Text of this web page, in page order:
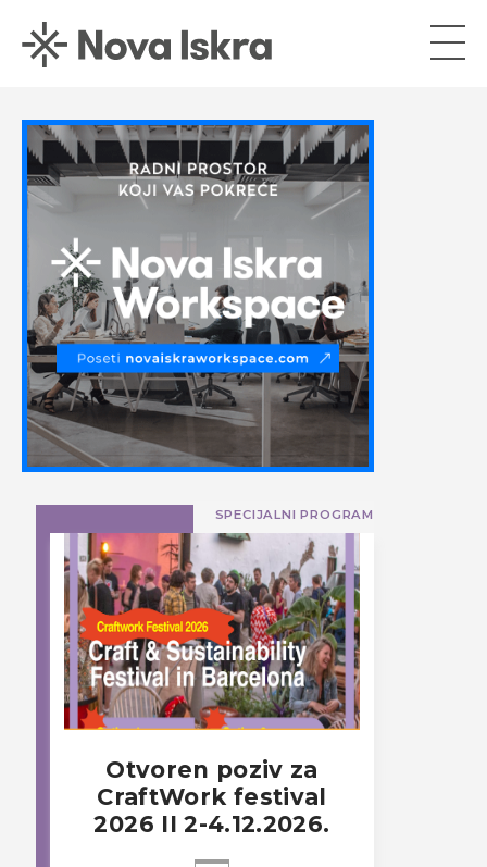
SPECIJALNI PROGRAM
Otvoren poziv za
CraftWork festival
2026 II 2-4.12.2026.